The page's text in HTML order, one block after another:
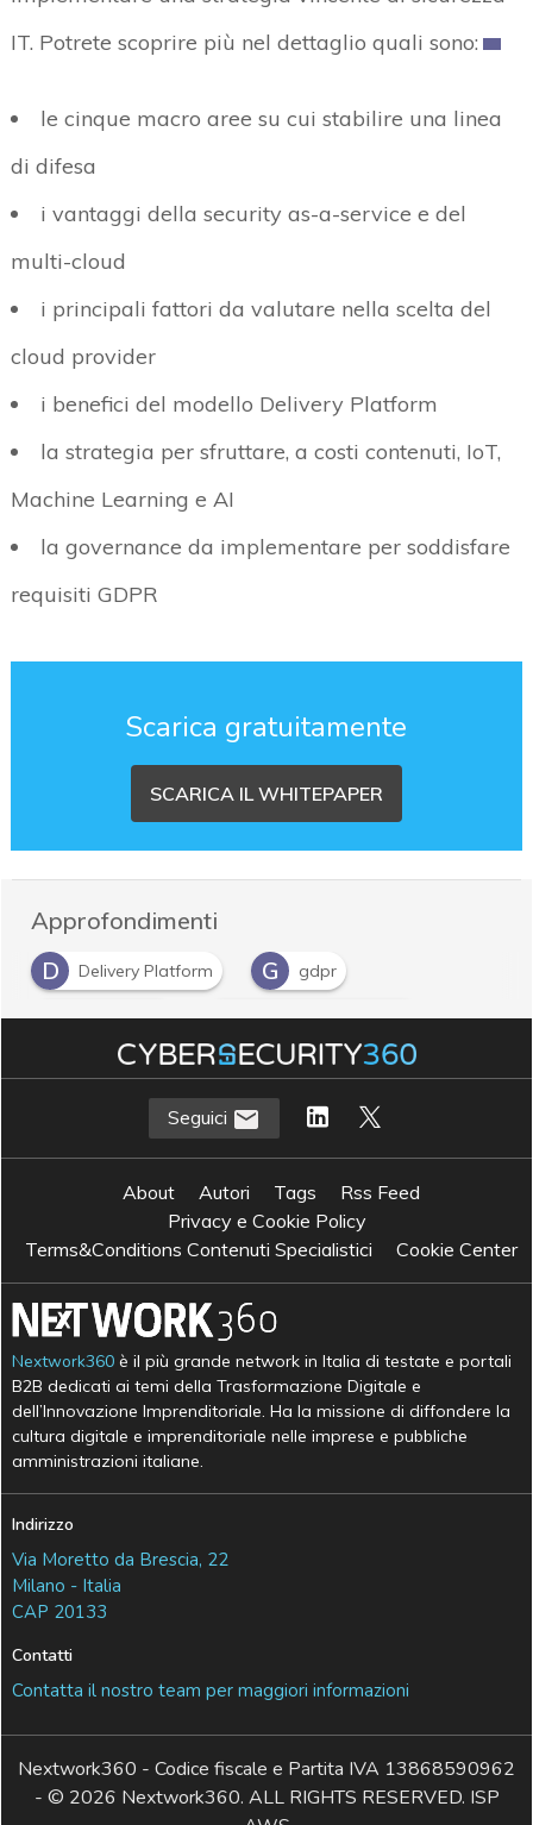
IT. Potrete scoprire più nel dettaglio quali sono:
le cinque macro aree su cui stabilire una linea
di difesa
i vantaggi della security as-a-service e del
multi-cloud
i principali fattori da valutare nella scelta del
cloud provider
i benefici del modello Delivery Platform
la strategia per sfruttare, a costi contenuti, IoT,
Machine Learning e AI
la governance da implementare per soddisfare
requisiti GDPR
Scarica gratuitamente
SCARICA IL WHITEPAPER
Approfondimenti
D
Delivery Platform G gdpr
M multi-cloud S Security as a service
Seguici
About Autori Tags
Rss Feed
Privacy e Cookie Policy
Terms&Conditions Contenuti Specialistici
Cookie Center
Nextwork360 è il più grande network in Italia di testate e portali
B2B dedicati ai temi della Trasformazione Digitale e
dell’Innovazione Imprenditoriale. Ha la missione di diffondere la
cultura digitale e imprenditoriale nelle imprese e pubbliche
amministrazioni italiane.
Indirizzo
Via Moretto da Brescia, 22
Milano - Italia
CAP 20133
Contatti
Contatta il nostro team per maggiori informazioni
Nextwork360 - Codice fiscale e Partita IVA 13868590962
- © 2026 Nextwork360. ALL RIGHTS RESERVED. ISP